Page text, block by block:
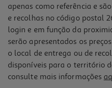
Livro De Actividades One Two Fun
apenas como referência e
e recolhas no código postal
login e em função da
serão apresentados os
o local de entrega ou de
disponíveis para o território
consulte mais informações